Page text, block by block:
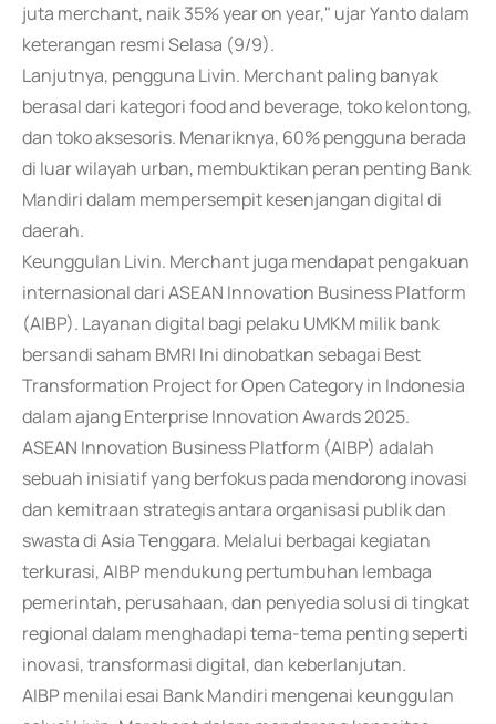
juta merchant, naik 35% year on year," ujar Yanto dalam
keterangan resmi Selasa (9/9).
Lanjutnya, pengguna Livin. Merchant paling banyak
berasal dari kategori food and beverage, toko kelontong,
dan toko aksesoris. Menariknya, 60% pengguna berada
di luar wilayah urban, membuktikan peran penting Bank
Mandiri dalam mempersempit kesenjangan digital di
daerah.
Keunggulan Livin. Merchant juga mendapat pengakuan
internasional dari ASEAN Innovation Business Platform
(AIBP). Layanan digital bagi pelaku UMKM milik bank
bersandi saham BMRI Ini dinobatkan sebagai Best
Transformation Project for Open Category in Indonesia
dalam ajang Enterprise Innovation Awards 2025.
ASEAN Innovation Business Platform (AIBP) adalah
sebuah inisiatif yang berfokus pada mendorong inovasi
dan kemitraan strategis antara organisasi publik dan
swasta di Asia Tenggara. Melalui berbagai kegiatan
terkurasi, AIBP mendukung pertumbuhan lembaga
pemerintah, perusahaan, dan penyedia solusi di tingkat
regional dalam menghadapi tema-tema penting seperti
inovasi, transformasi digital, dan keberlanjutan.
AIBP menilai esai Bank Mandiri mengenai keunggulan